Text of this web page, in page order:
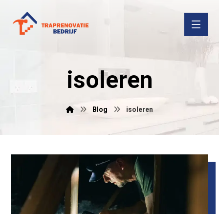
isoleren
Blog isoleren